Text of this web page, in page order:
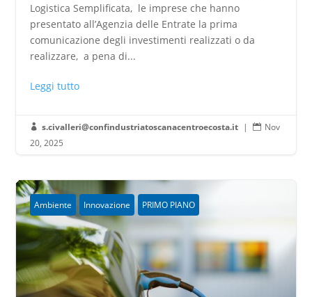
Logistica Semplificata, le imprese che hanno
presentato all’Agenzia delle Entrate la prima
comunicazione degli investimenti realizzati o da
realizzare, a pena di...
Leggi tutto
 s.civalleri@confindustriatoscanacentroecosta.it |  Nov
20, 2025
Ambiente Innovazione PRIMO PIANO